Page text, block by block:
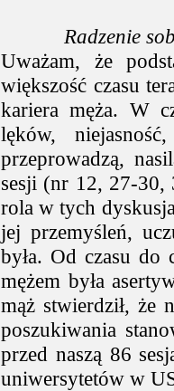
Radzenie
Uważam, że
większość czasu
kariera męża. W
lęków,
przeprowadzą,
sesji (nr 12, 27-
rola w tych
jej przemyśleń,
była. Od czasu do
mężem była
mąż stwierdził, że
poszukiwania
przed naszą 86
uniwersytetów w